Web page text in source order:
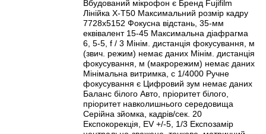
Вбудований мікрофон є Бренд Fujifilm
Лінійка X-T50 Максимальний розмір кадру
7728x5152 Фокусна відстань, 35-мм
еквівалент 15-45 Максимальна діафрагма
6, 5-5, f / 3 Мінім. дистанція фокусування, м
(звич. режим) немає даних Мінім. дистанція
фокусування, м (макрорежим) немає даних
Мінімальна витримка, с 1/4000 Ручне
фокусування є Цифровий зум немає даних
Баланс білого Авто, пріоритет білого,
пріоритет навколишнього середовища
Серійна зйомка, кадрів/сек. 20
Експокорекція, EV +/-5, 1/3 Експозамір